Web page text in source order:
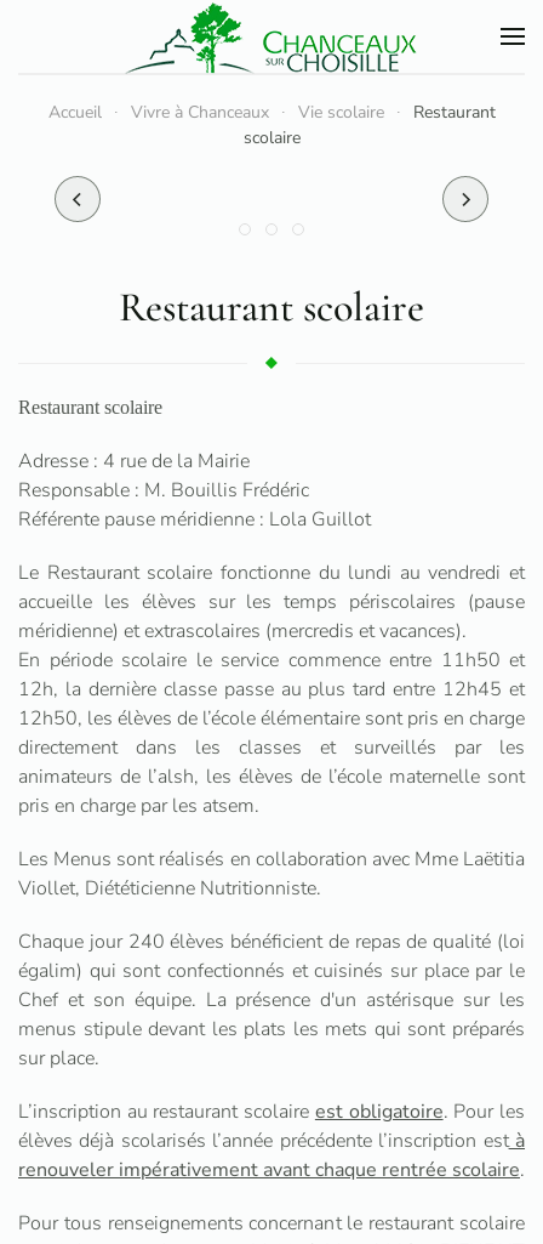
Accéder au contenu principal
Accueil Vivre à Chanceaux Vie scolaire
Restaurant
scolaire
Restaurant scolaire
Restaurant scolaire
Adresse : 4 rue de la Mairie
Responsable : M. Bouillis Frédéric
Référente pause méridienne : Lola Guillot
Le Restaurant scolaire fonctionne du lundi au vendredi et
accueille les élèves sur les temps périscolaires (pause
méridienne) et extrascolaires (mercredis et vacances).
En période scolaire le service commence entre 11h50 et
12h, la dernière classe passe au plus tard entre 12h45 et
12h50, les élèves de l’école élémentaire sont pris en charge
directement dans les classes et surveillés par les
animateurs de l’alsh, les élèves de l’école maternelle sont
pris en charge par les atsem.
Les Menus sont réalisés en collaboration avec Mme Laëtitia
Viollet, Diététicienne Nutritionniste.
Chaque jour 240 élèves bénéficient de repas de qualité (loi
égalim) qui sont confectionnés et cuisinés sur place par le
Chef et son équipe. La présence d'un astérisque sur les
menus stipule devant les plats les mets qui sont préparés
sur place.
L’inscription au restaurant scolaire est obligatoire. Pour les
élèves déjà scolarisés l’année précédente l’inscription està
renouveler impérativement avant chaque rentrée scolaire.
Pour tous renseignements concernant le restaurant scolaire